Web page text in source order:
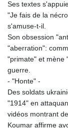
Ses textes
"Je fais de la
s'amuse-t-il.
Son obsession
"aberration":
"primate" et mène
guerre.
- "Honte" -
Des soldats
"1914" en
vidéos montrant
Koumar affirme